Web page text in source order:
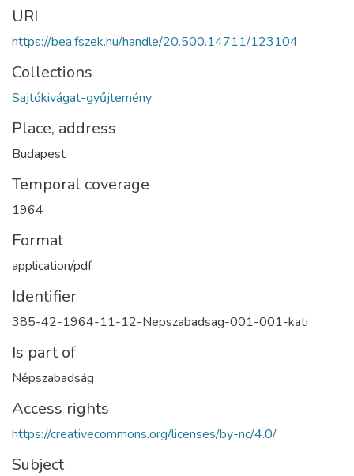
URI
https://bea.fszek.hu/handle/20.500.14711/123104
Collections
Sajtókivágat-gyűjtemény
Place, address
Budapest
Temporal coverage
1964
Format
application/pdf
Identifier
385-42-1964-11-12-Nepszabadsag-001-001-kati
Is part of
Népszabadság
Access rights
https://creativecommons.org/licenses/by-nc/4.0/
Subject